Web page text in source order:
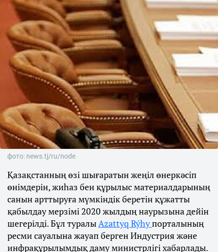
фото: news.tj/ru/node
Қазақстанның өзі шығаратын жеңіл өнеркәсіп
өнімдерін, жиһаз бен құрылыс материалдарының
санын арттыруға мүмкіндік беретін құжатты
қабылдау мерзімі 2020 жылдың наурызына дейін
шегерілді. Бұл туралы Azattyq Rýhyпорталының
ресми сауалына жауап берген Индустрия және
инфрақұрылымдық даму министрлігі хабарлады.